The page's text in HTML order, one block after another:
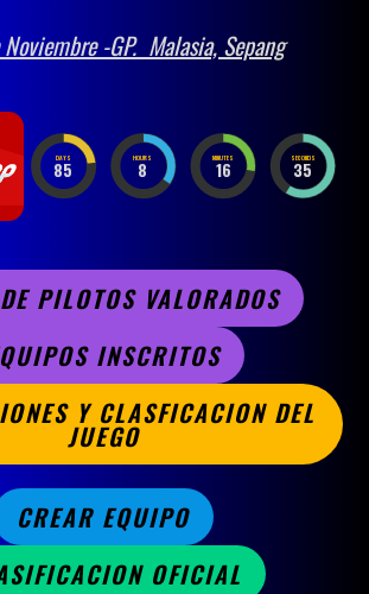
Noviembre -GP. Malasia, Sepang
DAYS
85
HOURS
8
MINUTES
16
SECONDS
33
PILOTOS VALORADOS
INSCRITOS
Y CLASFICACION DEL
JUEGO
CREAR EQUIPO
OFICIAL